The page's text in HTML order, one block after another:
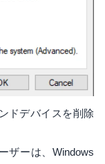
ドデバイスを削除
ザーは、Windows